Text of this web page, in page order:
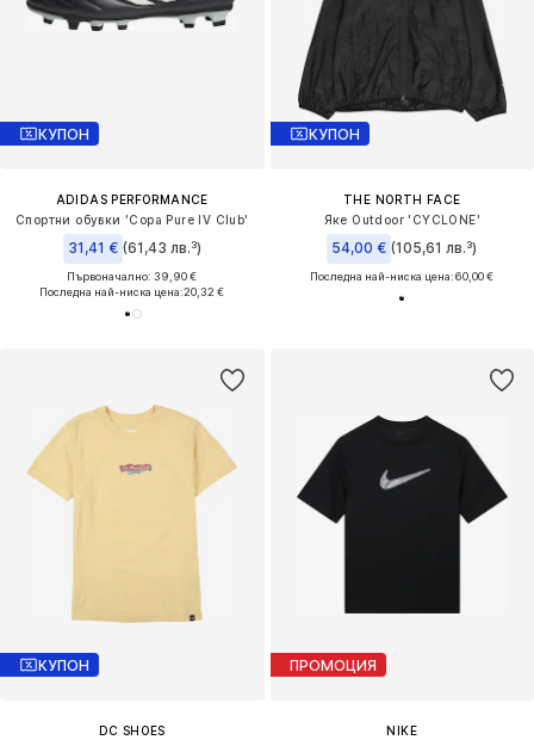
КУПОН
ADIDAS PERFORMANCE
Спортни обувки 'Copa Pure IV Club'
31,41 € (61,43 лв.³)
Първоначално: 39,90 €
Последна най-ниска цена:20,32 €
КУПОН
THE NORTH FACE
Яке Outdoor 'CYCLONE'
54,00 € (105,61 лв.³)
Последна най-ниска цена:60,00 €
КУПОН
DC SHOES
ПРОМОЦИЯ
NIKE